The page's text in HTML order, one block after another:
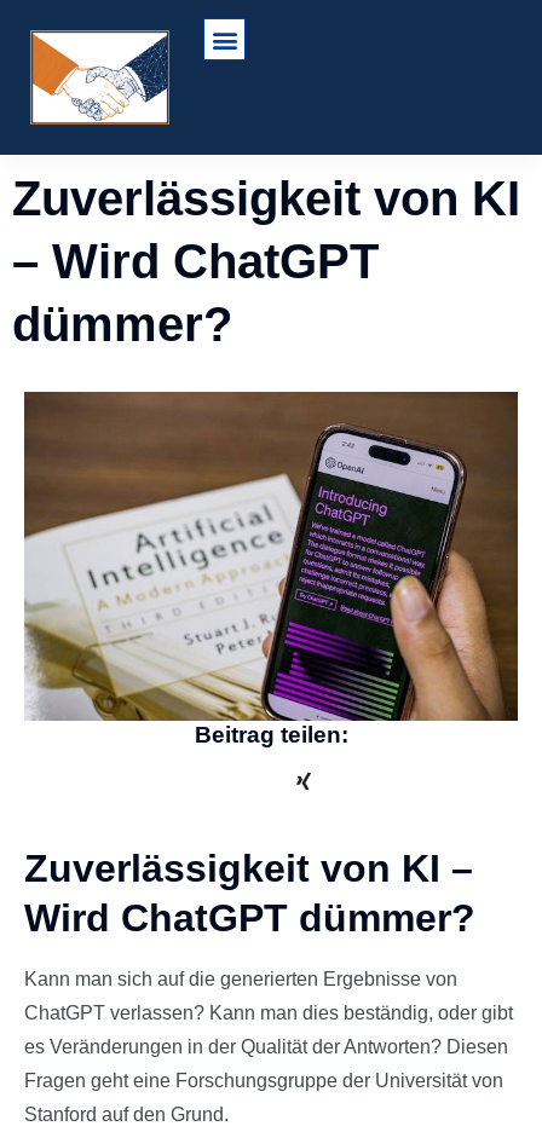
Zuverlässigkeit von KI
– Wird ChatGPT
dümmer?
Beitrag teilen:
Zuverlässigkeit von KI –
Wird ChatGPT dümmer?
Kann man sich auf die generierten Ergebnisse von
ChatGPT verlassen? Kann man dies beständig, oder gibt
es Veränderungen in der Qualität der Antworten? Diesen
Fragen geht eine Forschungsgruppe der Universität von
Stanford auf den Grund.